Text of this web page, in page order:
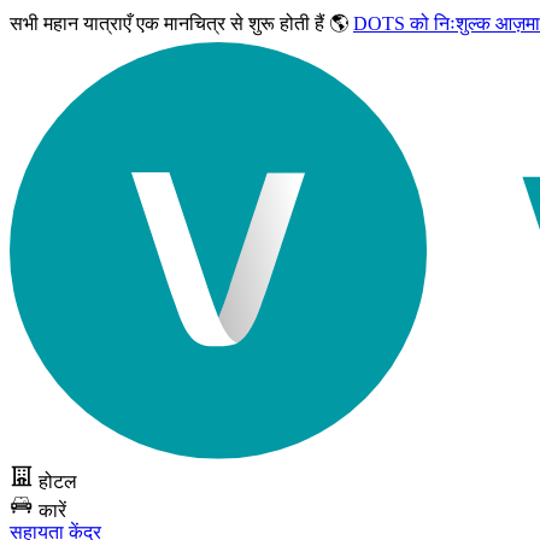
सभी महान यात्राएँएक मानचित्र से शुरू होती हैं 🌎 DOTS को निःशुल्क
होटल
कारें
सहायता केंद्र